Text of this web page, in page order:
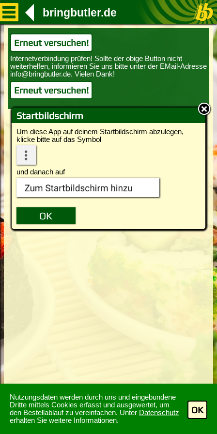
Nutzungsdaten werden durch uns und eingebundene
Dritte mittels Cookies erfasst und ausgewertet, um
den Bestellablauf zu vereinfachen. Unter Datenschutz
erhalten Sie weitere Informationen.
OK
Startbildschirm
Um diese App auf deinem Startbildschirm abzulegen,
klicke bitte auf das Symbol
und danach auf
bringbutler.de
Erneut versuchen!
Erneut versuchen!